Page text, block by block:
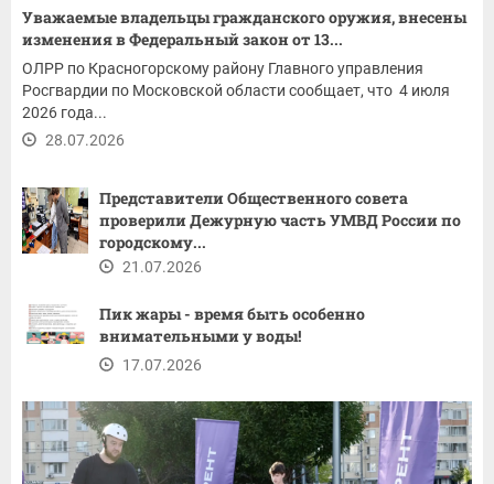
Уважаемые владельцы гражданского оружия, внесены
изменения в Федеральный закон от 13...
ОЛРР по Красногорскому району Главного управления
Росгвардии по Московской области сообщает, что 4 июля
2026 года...
28.07.2026
Представители Общественного совета
проверили Дежурную часть УМВД России по
городскому...
21.07.2026
Пик жары - время быть особенно
внимательными у воды!
17.07.2026